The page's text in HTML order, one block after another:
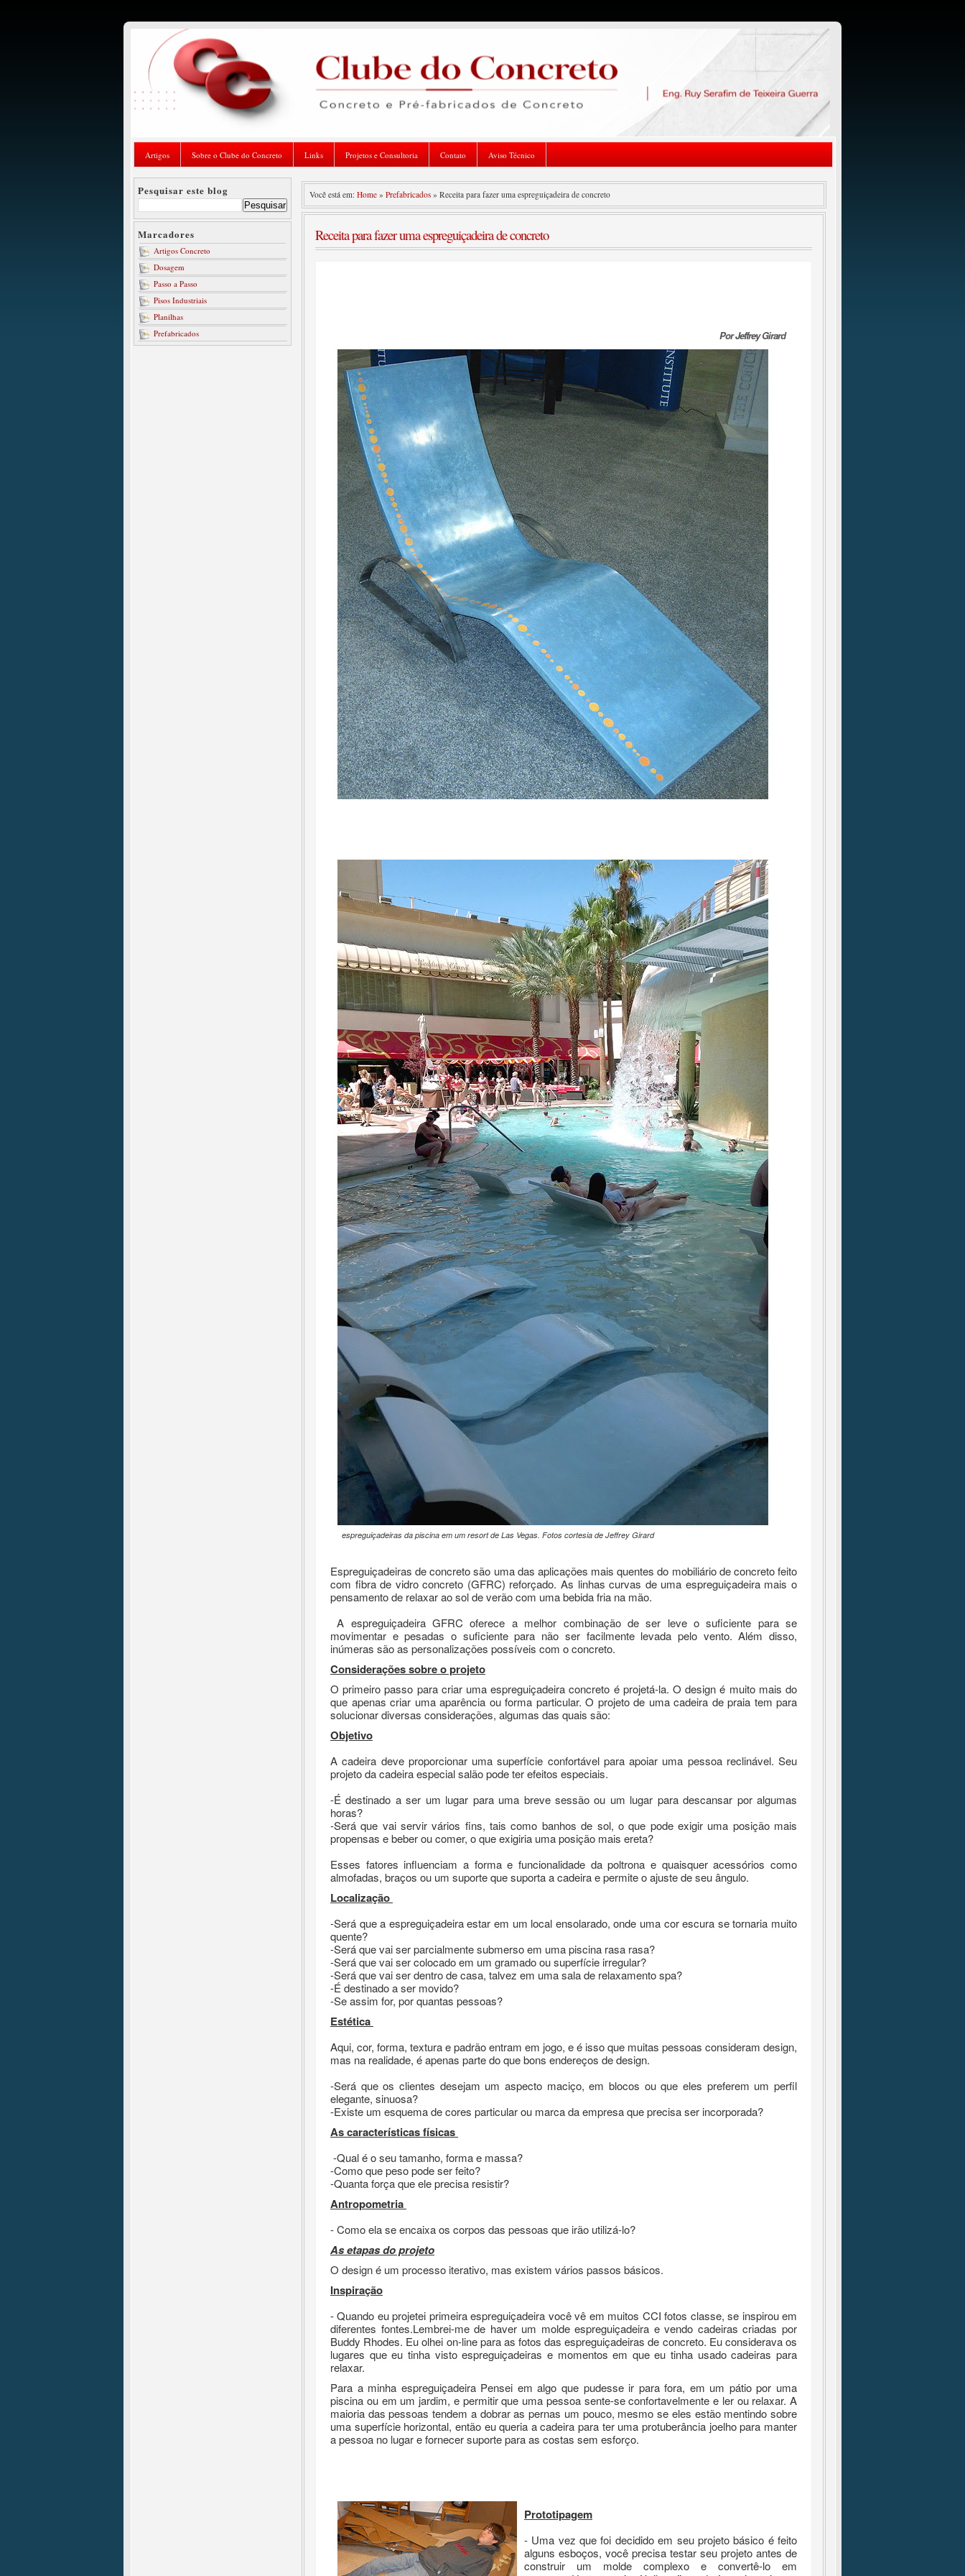
Artigos Sobre o Clube do Concreto Links Projetos e Consultoria Contato Aviso Técnico
Pesquisar este blog
Marcadores
Artigos Concreto
Dosagem
Passo a Passo
Pisos Industriais
Planilhas
Prefabricados
Você está em: Home » Prefabricados » Receita para fazer uma espreguiçadeira de concreto
Receita para fazer uma espreguiçadeira de concreto
Por Jeffrey Girard
espreguiçadeiras da piscina em um resort de Las Vegas. Fotos cortesia de Jeffrey Girard
Espreguiçadeiras de concreto são uma das aplicações mais quentes do mobiliário de concreto feito
com fibra de vidro concreto (GFRC) reforçado. As linhas curvas de uma espreguiçadeira mais o
pensamento de relaxar ao sol de verão com uma bebida fria na mão.
A espreguiçadeira GFRC oferece a melhor combinação de ser leve o suficiente para se
movimentar e pesadas o suficiente para não ser facilmente levada pelo vento.Além disso,
inúmeras são as personalizações possíveis com o concreto.
Considerações sobre o projeto
O primeiro passo para criar uma espreguiçadeira concreto é projetá-la. O design é muito mais do
que apenas criar uma aparência ou forma particular. O projeto de uma cadeira de praia tem para
solucionar diversas considerações, algumas das quais são:
Objetivo
A cadeira deve proporcionar uma superfície confortável para apoiar uma pessoa reclinável. Seu
projeto da cadeira especial salão pode ter efeitos especiais.
-É destinado a ser um lugar para uma breve sessão ou um lugar para descansar por algumas
horas?
-Será que vai servir vários fins, tais como banhos de sol, o que pode exigir uma posição mais
propensas e beber ou comer, o que exigiria uma posição mais ereta?
Esses fatores influenciam a forma e funcionalidade da poltrona e quaisquer acessórios como
almofadas, braços ou um suporte que suporta a cadeira e permite o ajuste de seu ângulo.
Localização
-Será que a espreguiçadeira estar em um local ensolarado, onde uma cor escura se tornaria muito
quente?
-Será que vai ser parcialmente submerso em uma piscina rasa rasa?
-Será que vai ser colocado em um gramado ou superfície irregular?
-Será que vai ser dentro de casa, talvez em uma sala de relaxamento spa?
-É destinado a ser movido?
-Se assim for, por quantas pessoas?
Estética
Aqui, cor, forma, textura e padrão entram em jogo, e é isso que muitas pessoas consideram design,
mas na realidade, é apenas parte do que bons endereços de design.
-Será que os clientes desejam um aspecto maciço, em blocos ou que eles preferem um perfil
elegante, sinuosa?
-Existe um esquema de cores particular ou marca da empresa que precisa ser incorporada?
As características físicas
-Qual é o seu tamanho, forma e massa?
-Como que peso pode ser feito?
-Quanta força que ele precisa resistir?
Antropometria
- Como ela se encaixa os corpos das pessoas que irão utilizá-lo?
As etapas do projeto
O design é um processo iterativo, mas existem vários passos básicos.
Inspiração
- Quando eu projetei primeira espreguiçadeira você vê em muitos CCI fotos classe, se inspirou em
diferentes fontes.Lembrei-me de haver um molde espreguiçadeira e vendo cadeiras criadas por
Buddy Rhodes. Eu olhei on-line para as fotos das espreguiçadeiras de concreto. Eu considerava os
lugares que eu tinha visto espreguiçadeiras e momentos em que eu tinha usado cadeiras para
relaxar.
Para a minha espreguiçadeira Pensei em algo que pudesse ir para fora, em um pátio por uma
piscina ou em um jardim, e permitir que uma pessoa sente-se confortavelmente e ler ou relaxar. A
maioria das pessoas tendem a dobrar as pernas um pouco, mesmo se eles estão mentindo sobre
uma superfície horizontal, então eu queria a cadeira para ter uma protuberância joelho para manter
a pessoa no lugar e fornecer suporte para as costas sem esforço.
Prototipagem
- Uma vez que foi decidido em seu projeto básico é feito
alguns esboços, você precisa testar seu projeto antes de
construir um molde complexo e convertê-lo em